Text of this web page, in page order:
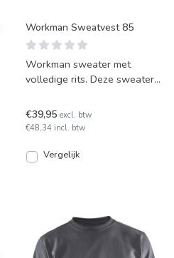
Workman Sweatvest 85
Workman sweater met
volledige rits. Deze sweater
is in diverse kleuren le
€39,95 excl. btw
€48,34 incl. btw
Vergelijk